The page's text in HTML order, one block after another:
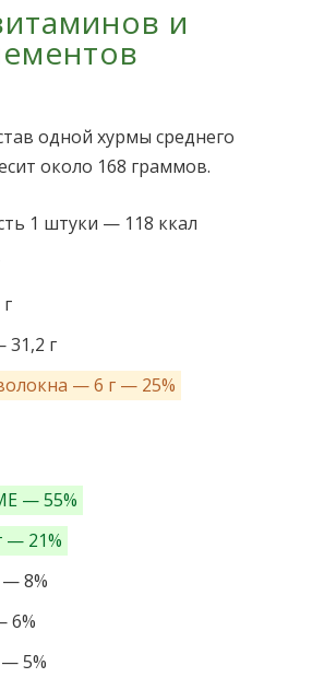
и
одной хурмы среднего
около 168 граммов.
1 штуки — 118 ккал
г
— 6 г — 25%
— 55%
— 21%
8%
6%
5%